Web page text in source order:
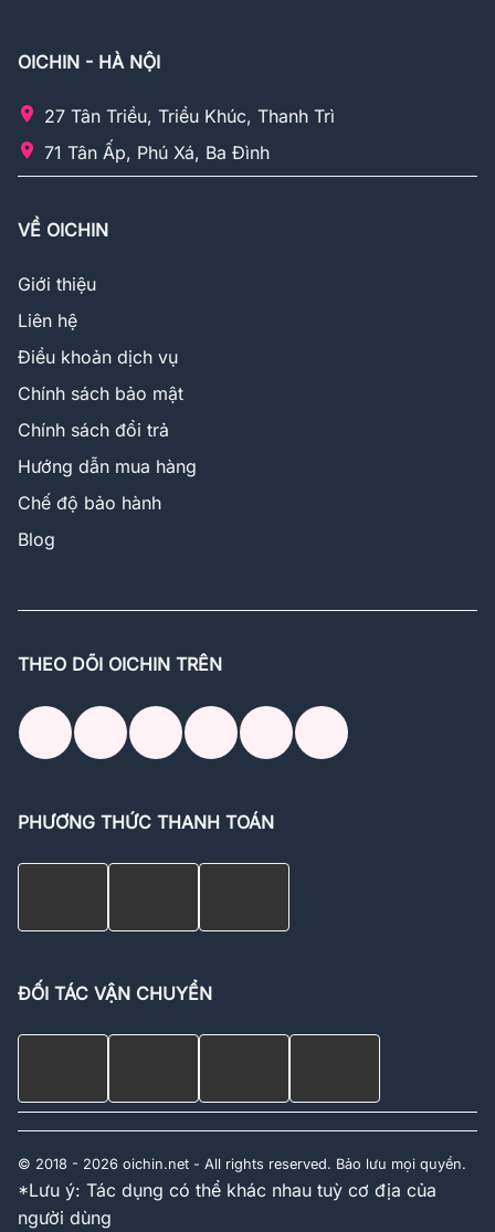
OICHIN - HÀ NỘI
27 Tân Triều, Triều Khúc, Thanh Trì
71 Tân Ấp, Phú Xá, Ba Đình
VỀ OICHIN
Giới thiệu
Liên hệ
Điều khoản dịch vụ
Chính sách bảo mật
Chính sách đổi trả
Hướng dẫn mua hàng
Chế độ bảo hành
Blog
THEO DÕI OICHIN TRÊN
PHƯƠNG THỨC THANH TOÁN
ĐỐI TÁC VẬN CHUYỂN
© 2018 - 2026 oichin.net - All rights reserved. Bảo lưu mọi quyền.
*Lưu ý: Tác dụng có thể khác nhau tuỳ cơ địa của
người dùng